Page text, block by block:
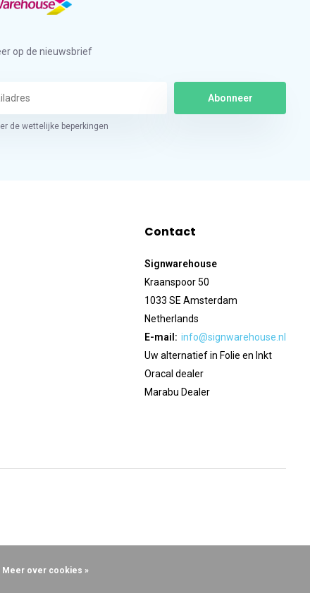
op de nieuwsbrief
Abonneer
de wettelijke beperkingen
Contact
Signwarehouse
Kraanspoor 50
1033 SE Amsterdam
Netherlands
E-mail: info@signwarehouse.nl
Uw alternatief in Folie en Inkt
Oracal dealer
Marabu Dealer
Meer over cookies »